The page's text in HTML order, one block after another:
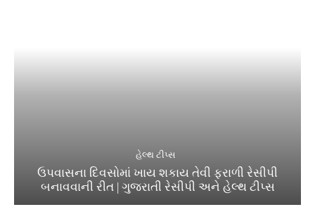
હેલ્થ ટીપ્સ
ઉપવાસના દિવસોમાં ખાય શકાય તેવી ફરાળી રેસીપી
બનાવવાની રીત | ગુજરાતી રેસીપી અને હેલ્થ ટીપ્સ